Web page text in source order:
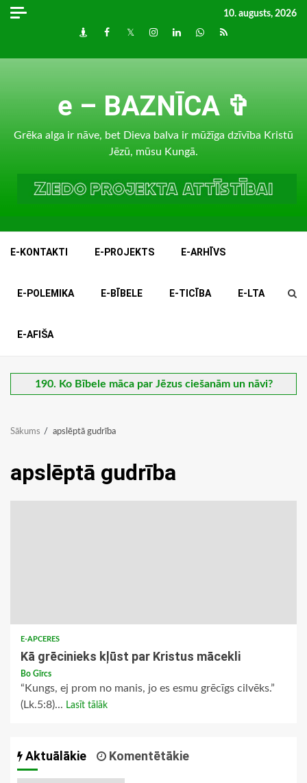
Skip
10. augusts, 2026
DraugiemFacebook
TwitterInstagram
LinkedInwhatsapp
RSS
e – BAZNĪCA ✞
Grēka alga ir nāve, bet Dieva balva ir mūžīga dzīvība Kristū
Jēzū, mūsu Kungā.
E-KONTAKTI E-PROJEKTS E-ARHĪVS
E-POLEMIKA E-BĪBELE E-TICĪBA E-LTA
E-AFIŠA
190. Ko Bībele māca par Jēzus ciešanām un nāvi?
Sākums apslēptā gudrība
apslēptā gudrība
E-APCERES
Kā grēcinieks kļūst par Kristus mācekli
Bo Gīrcs
“Kungs, ej prom no manis, jo es esmu grēcīgs cilvēks.”
(Lk.5:8)... Lasīt tālāk
Aktuālākie Komentētākie